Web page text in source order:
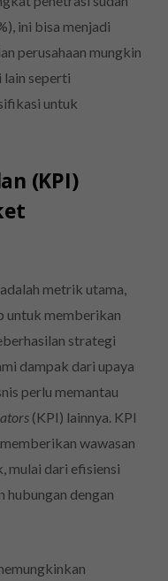
ini bisa menjadi
perusahaan mungkin
seperti
untuk
(KPI)
metrik utama,
untuk memberikan
strategi
dampak dari upaya
perlu memantau
(KPI) lainnya. KPI
wawasan
mulai dari efisiensi
hubungan dengan